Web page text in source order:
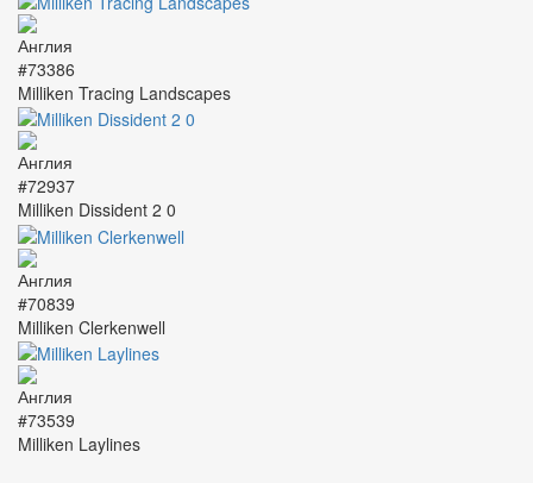
#73386
Milliken Tracing Landscapes
#72937
Milliken Dissident 2 0
#70839
Milliken Clerkenwell
#73539
Milliken Laylines